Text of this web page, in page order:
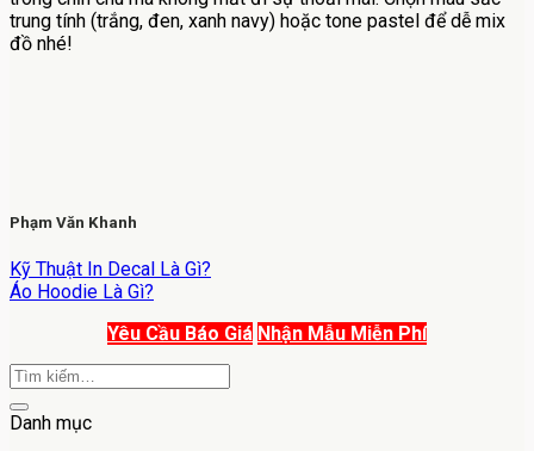
trung tính (trắng, đen, xanh navy) hoặc tone pastel để dễ mix
đồ nhé!
Phạm Văn Khanh
Kỹ Thuật In Decal Là Gì?
Áo Hoodie Là Gì?
Yêu Cầu Báo Giá Nhận Mẫu Miễn Phí
Danh mục